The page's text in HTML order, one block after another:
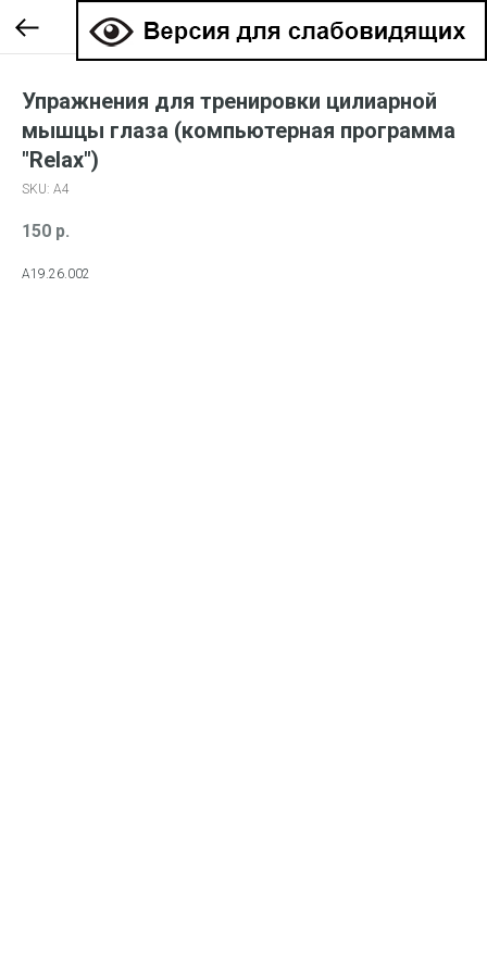
Упражнения для тренировки цилиарной
мышцы глаза (компьютерная программа
"Relax")
SKU: А4
150 р.
А19.26.002